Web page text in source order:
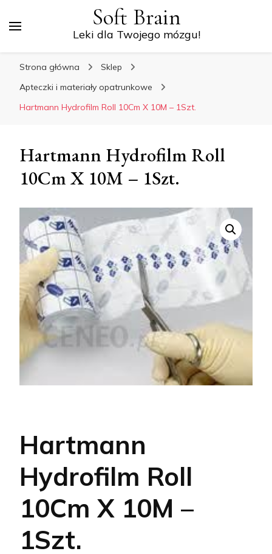
Soft Brain
Leki dla Twojego mózgu!
Strona główna
Sklep
Apteczki i materiały opatrunkowe
Hartmann Hydrofilm Roll 10Cm X 10M – 1Szt.
Hartmann Hydrofilm Roll
10Cm X 10M – 1Szt.
Hartmann
Hydrofilm Roll
10Cm X 10M –
1Szt.